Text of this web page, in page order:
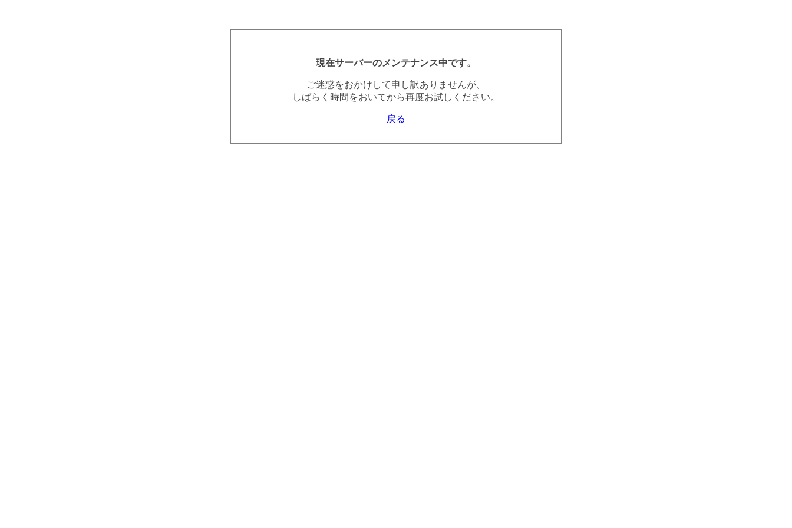
現在サーバーのメンテナンス中です。
ご迷惑をおかけして申し訳ありませんが、
しばらく時間をおいてから再度お試しください。
戻る